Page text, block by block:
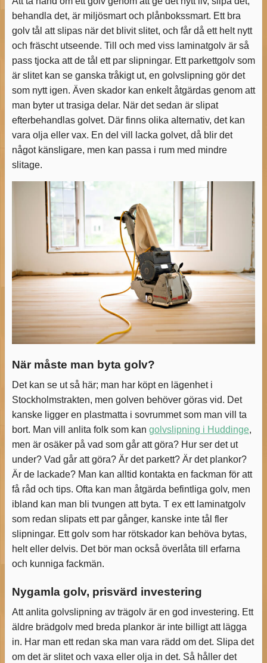
behandla det, är miljösmart och plånbokssmart. Ett bra
golv tål att slipas när det blivit slitet, och får då ett helt nytt
och fräscht utseende. Till och med viss laminatgolv är så
pass tjocka att de tål ett par slipningar. Ett parkettgolv som
är slitet kan se ganska tråkigt ut, en golvslipning gör det
som nytt igen. Även skador kan enkelt åtgärdas genom att
man byter ut trasiga delar. När det sedan är slipat
efterbehandlas golvet. Där finns olika alternativ, det kan
vara olja eller vax. En del vill lacka golvet, då blir det
något känsligare, men kan passa i rum med mindre
slitage.
När måste man byta golv?
Det kan se ut så här; man har köpt en lägenhet i
Stockholmstrakten, men golven behöver göras vid. Det
kanske ligger en plastmatta i sovrummet som man vill ta
bort. Man vill anlita folk som kan golvslipning i Huddinge,
men är osäker på vad som går att göra? Hur ser det ut
under? Vad går att göra? Är det parkett? Är det plankor?
Är de lackade? Man kan alltid kontakta en fackman för att
få råd och tips. Ofta kan man åtgärda befintliga golv, men
ibland kan man bli tvungen att byta. T ex ett laminatgolv
som redan slipats ett par gånger, kanske inte tål fler
slipningar. Ett golv som har rötskador kan behöva bytas,
helt eller delvis. Det bör man också överlåta till erfarna
och kunniga fackmän.
Nygamla golv, prisvärd investering
Att anlita golvslipning av trägolv är en god investering. Ett
äldre brädgolv med breda plankor är inte billigt att lägga
in. Har man ett redan ska man vara rädd om det. Slipa det
om det är slitet och vaxa eller olja in det. Så håller det